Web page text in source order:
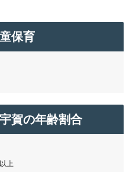
保育
賀の年齢割合